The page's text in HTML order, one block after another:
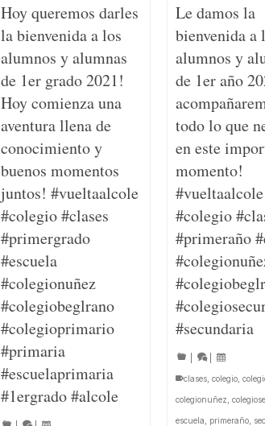
Hoy queremos darles
la bienvenida a los
alumnos y alumnas
de 1er grado 2021!
Hoy comienza una
aventura llena de
conocimiento y
buenos momentos
juntos! #vueltaalcole
#colegio #clases
#primergrado
#escuela
#colegionuñez
#colegiobeglrano
#colegioprimario
#primaria
#escuelaprimaria
#1ergrado #alcole
Le damos la
bienvenida a
alumnos y
de 1er año
todo lo que
en este
momento!
#vueltaalcole
#colegio
#primeraño
#secundaria
clases, colegio,
colegionuñez
escuela primeraño,